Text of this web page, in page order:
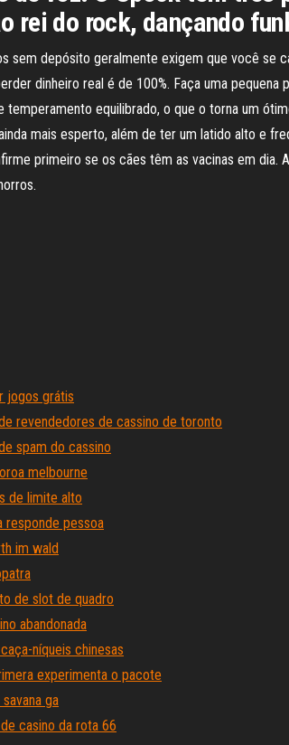
rei do rock, dançando
sem depósito geralmente exigem que você se
dinheiro real é de 100%. Faça uma
temperamento equilibrado, o que o torna um
mais esperto, além de ter um latido alto e
primeiro se os cães têm as vacinas em
jogos grátis
revendedores de cassino de toronto
spam do cassino
melbourne
de limite alto
responde pessoa
im wald
de slot de quadro
abandonada
níqueis chinesas
experimenta o pacote
ga
casino da rota 66